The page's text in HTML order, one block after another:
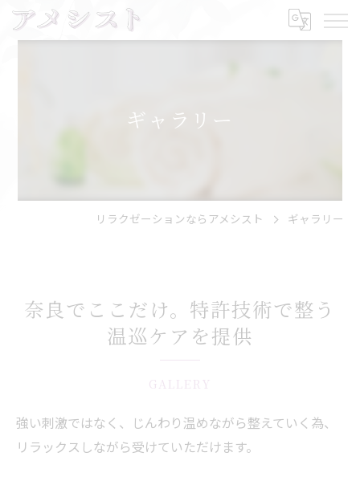
ギャラリー
リラクゼーションならアメシスト ギャラリー
奈良でここだけ。特許技術で整う
温巡ケアを提供
GALLERY
強い刺激ではなく、じんわり温めながら整えていく為、
リラックスしながら受けていただけます。